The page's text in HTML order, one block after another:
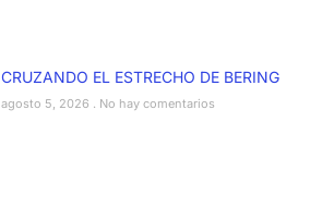
CRUZANDO EL ESTRECHO DE BERING
agosto 5, 2026 No hay comentarios